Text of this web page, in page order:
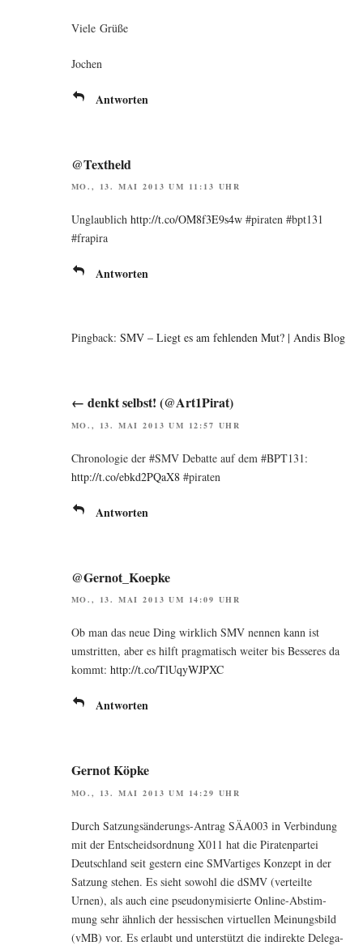
Vie­le Grüße
Jochen
Antworten
@Textheld
MO., 13. MAI 2013 UM 11:13 UHR
Unglaub­lich http://t.co/OM8f3E9s4w#pira­ten #bpt131
#fra­pi­ra
Antworten
Pingback: SMV – Liegt es am fehlenden Mut? | Andis Blog
← denkt selbst! (@Art1Pirat)
MO., 13. MAI 2013 UM 12:57 UHR
Chro­no­lo­gie der #SMV Debat­te auf dem #BPT131:
http://t.co/ebkd2PQaX8#pira­ten
Antworten
@Gernot_Koepke
MO., 13. MAI 2013 UM 14:09 UHR
Ob man das neue Ding wirk­lich SMV nen­nen kann ist
umstrit­ten, aber es hilft prag­ma­tisch wei­ter bis Bes­se­res da
kommt: http://t.co/TlUqyWJPXC
Antworten
Gernot Köpke
MO., 13. MAI 2013 UM 14:29 UHR
Durch Sat­zungs­än­de­rungs-Antrag SÄA003 in Ver­bin­dung
mit der Ent­scheids­ord­nung X011 hat die Pira­ten­par­tei
Deutsch­land seit ges­tern eine SMV­ar­ti­ges Kon­zept in der
Sat­zung ste­hen. Es sieht sowohl die dSMV (ver­teil­te
Urnen), als auch eine pseud­ony­mi­sier­te Online-Abstim­
mung sehr ähn­lich der hes­si­schen vir­tu­el­len Mei­nungs­bild
(vMB) vor. Es erlaubt und unter­stützt die indi­rek­te Dele­ga­